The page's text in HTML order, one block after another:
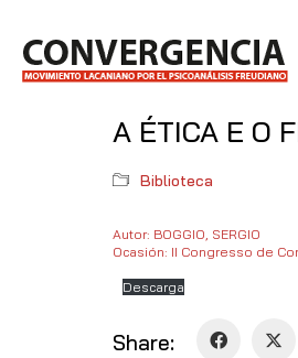
A ÉTICA E O
Biblioteca
Autor: BOGGIO, SERGIO
Ocasión: II Congresso de
Descarga
Share: